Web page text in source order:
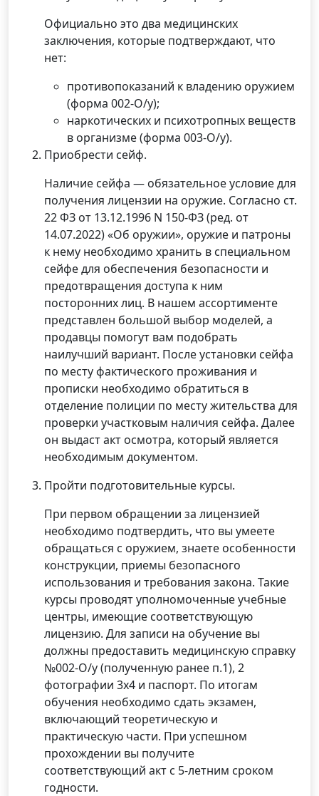
Официально это два медицинских
заключения, которые подтверждают, что
нет:
противопоказаний к владению оружием
(форма 002-О/у);
наркотических и психотропных веществ
в организме (форма 003-О/у).
Приобрести сейф.
Наличие сейфа — обязательное условие для
получения лицензии на оружие. Согласно ст.
22 ФЗ от 13.12.1996 N 150-ФЗ (ред. от
14.07.2022) «Об оружии», оружие и патроны
к нему необходимо хранить в специальном
сейфе для обеспечения безопасности и
предотвращения доступа к ним
посторонних лиц. В нашем ассортименте
представлен большой выбор моделей, а
продавцы помогут вам подобрать
наилучший вариант. После установки сейфа
по месту фактического проживания и
прописки необходимо обратиться в
отделение полиции по месту жительства для
проверки участковым наличия сейфа. Далее
он выдаст акт осмотра, который является
необходимым документом.
Пройти подготовительные курсы.
При первом обращении за лицензией
необходимо подтвердить, что вы умеете
обращаться с оружием, знаете особенности
конструкции, приемы безопасного
использования и требования закона. Такие
курсы проводят уполномоченные учебные
центры, имеющие соответствующую
лицензию. Для записи на обучение вы
должны предоставить медицинскую справку
№002-О/у (полученную ранее п.1), 2
фотографии 3х4 и паспорт. По итогам
обучения необходимо сдать экзамен,
включающий теоретическую и
практическую части. При успешном
прохождении вы получите
соответствующий акт с 5-летним сроком
годности.